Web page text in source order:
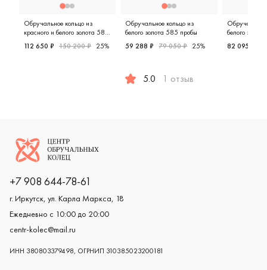
Обручальное кольцо из
красного и белого золота 585
пробы
Мужские, парные, красное и белое золото 585 пробы,
112 650 ₽ 150 200 ₽ 25%
Обручальное кольцо из
белого золота 585 пробы
59 288 ₽ 79 050 ₽ 25%
5.0 1 отзыв
белого
82 095 ₽
Логотип компании
+7 908 644-78-61
г. Иркутск, ул. Карла Маркса, 18
Ежедневно с 10:00 до 20:00
centr-kolec@mail.ru
ИНН 380803379498, ОГРНИП 310385023200181